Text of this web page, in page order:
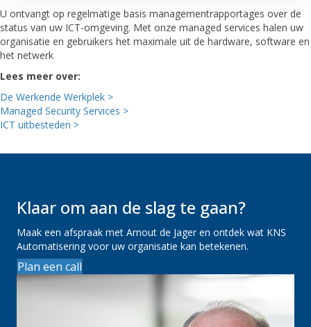
U ontvangt op regelmatige basis managementrapportages over de
status van uw ICT-omgeving. Met onze managed services halen uw
organisatie en gebruikers het maximale uit de hardware, software en
het netwerk
Lees meer over:
De Werkende Werkplek >
Managed Security Services >
ICT uitbesteden >
Klaar om aan de slag te gaan?
Maak een afspraak met Arnout de Jager en ontdek wat KNS
Automatisering voor uw organisatie kan betekenen.
Plan een call